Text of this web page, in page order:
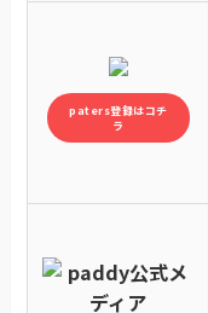
paters登録はコチ
ラ